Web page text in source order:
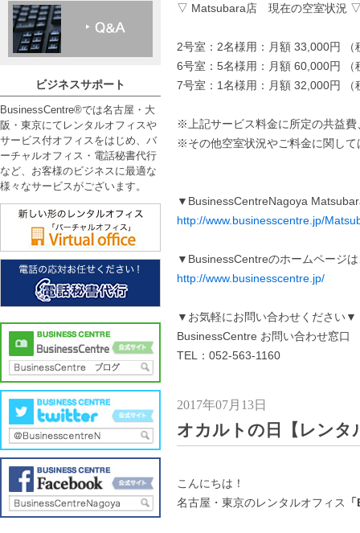
▽ Matsubara店 現在の空室状況
2号室：2名様用：月額 33,000円 （
6号室：5名様用：月額 60,000円 （
7号室：1名様用：月額 32,000円 （
※上記サービス料金に所定の共益
※その他空室状況やご料金に関し
▼BusinessCentreNagoya
http://www.businesscentre.jp/
▼BusinessCentreのホームページ
http://www.businesscentre.jp/
▼お気軽にお問い合わせください▼
BusinessCentre お問い合わせ窓口
TEL：052-563-1160
2017年07月13日
オカルトの日【レン
こんにちは！
名古屋・東京のレンタルオフィス
ビジネスサポート
BusinessCentre®では名古屋・大
阪・東京にてレンタルオフィスや
サービス付オフィスをはじめ、バ
ーチャルオフィス・電話秘書代行
など、お客様のビジネスに最適な
様々なサービスがございます。